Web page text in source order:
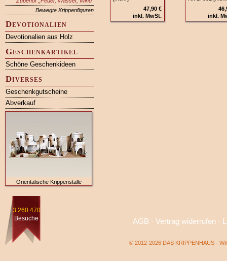
Bewegte Krippenfiguren
Devotionalien
Devotionalien aus Holz
Geschenkartikel
Schöne Geschenkideen
Diverses
Geschenkgutscheine
Abverkauf
Orientalische Krippenställe
47,90 €
inkl. MwSt.
inkl.
3.260.470
Besuche
AGB · Vertrag widerrufen·
© 2012-2026 DAS KRIPPENHAUS ·